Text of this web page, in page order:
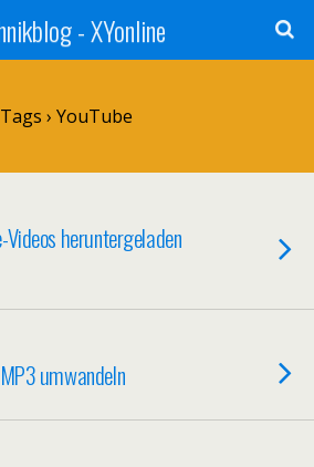
- XYonline
Tags › YouTube
Videos heruntergeladen
umwandeln